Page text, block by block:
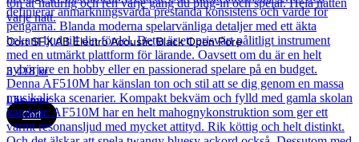
Cort SFX AB Electro Acoustic Black Open Pore
3 418kr
Läs mer
Cort